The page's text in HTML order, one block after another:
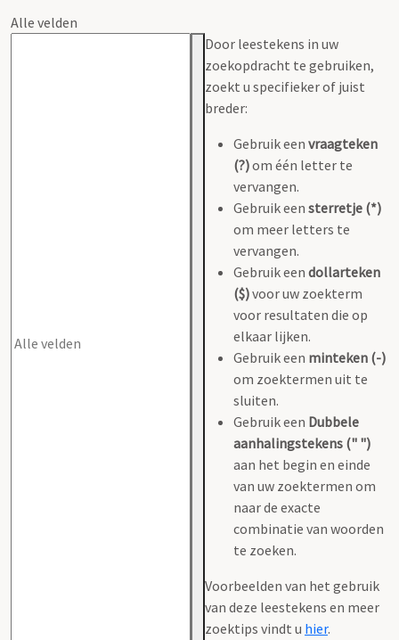
Alle velden
Door leestekens in uw
zoekopdracht te gebruiken,
zoekt u specifieker of juist
breder:
Gebruik een vraagteken
(?)om één letter te
vervangen.
Gebruik een sterretje (*)
om meer letters te
vervangen.
Gebruik een dollarteken
($)voor uw zoekterm
voor resultaten die op
elkaar lijken.
Gebruik een minteken (-)
om zoektermen uit te
sluiten.
Gebruik een Dubbele
aanhalingstekens (" ")
aan het begin en einde
van uw zoektermen om
naar de exacte
combinatie van woorden
te zoeken.
Voorbeelden van het gebruik
van deze leestekens en meer
zoektips vindt u hier.